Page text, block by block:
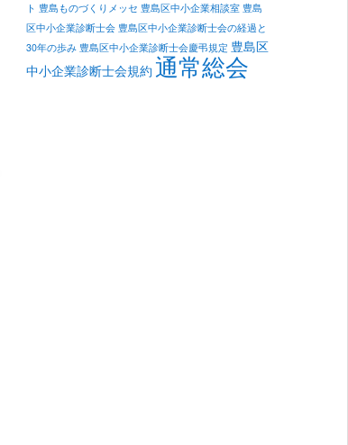
ト 豊島ものづくりメッセ 豊島区中小企業相談室 豊島
区中小企業診断士会 豊島区中小企業診断士会の経過と
30年の歩み 豊島区中小企業診断士会慶弔規定 豊島区
中小企業診断士会規約 通常総会